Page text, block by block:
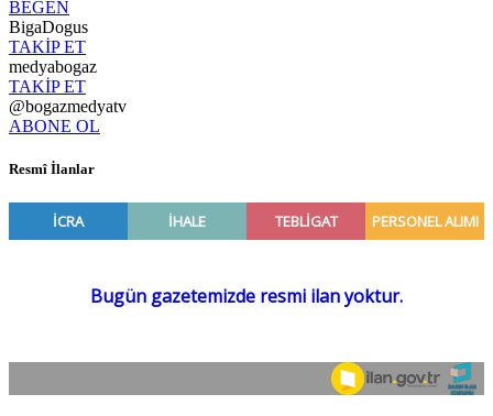
BEĞEN
BigaDogus
TAKİP ET
medyabogaz
TAKİP ET
@bogazmedyatv
ABONE OL
Resmî İlanlar